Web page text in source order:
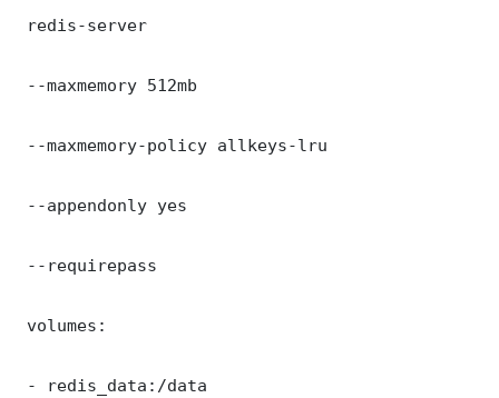
redis-server
--maxmemory 512mb
--maxmemory-policy allkeys-lru
--appendonly yes
--requirepass
volumes:
- redis_data:/data